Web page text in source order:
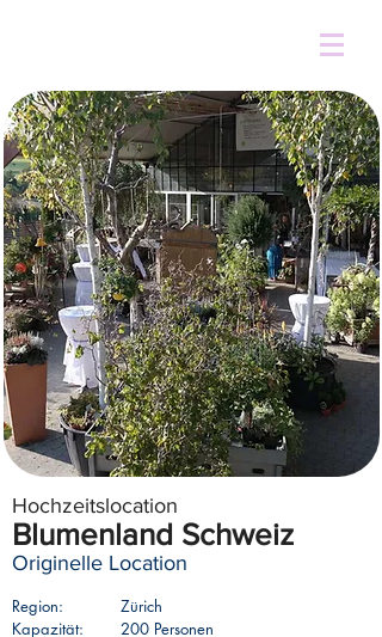
Hochzeitslocation
Blumenland Schweiz
Originelle Location
Region:
Zürich
Kapazität:
200 Personen